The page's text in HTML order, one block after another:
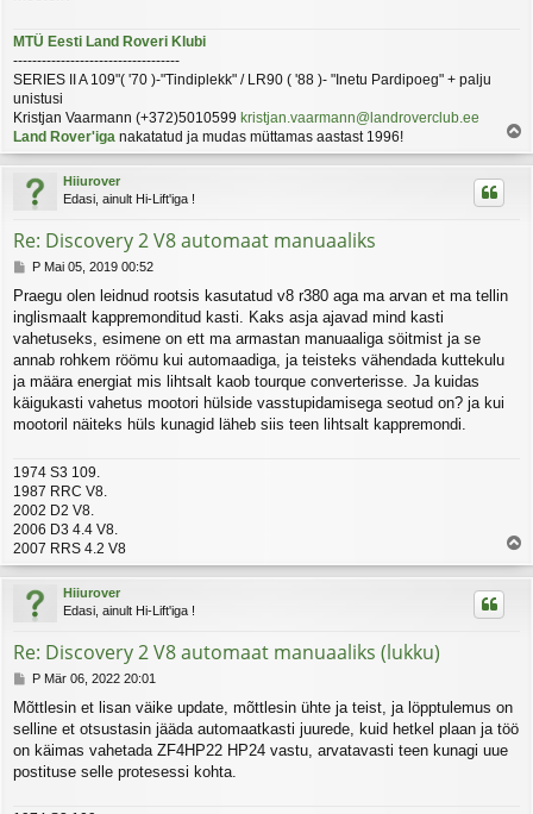
MTÜ Eesti Land Roveri Klubi
-----------------------------------
SERIES II A 109"( '70 )-"Tindiplekk" / LR90 ( '88 )- "Inetu Pardipoeg" + palju
unistusi
Kristjan Vaarmann (+372)5010599 kristjan.vaarmann@landroverclub.ee
Land Rover'iga nakatatud ja mudas müttamas aastast 1996!
l
e
Hiiurover
Edasi, ainult Hi-Lift'iga !
Re: Discovery 2 V8 automaat manuaaliks
P
s
t
i
t
s
P Mai 05, 2019 00:52
Praegu olen leidnud rootsis kasutatud v8 r380 aga ma arvan et ma tellin
inglismaalt kappremonditud kasti. Kaks asja ajavad mind kasti
vahetuseks, esimene on ett ma armastan manuaaliga söitmist ja se
annab rohkem röömu kui automaadiga, ja teisteks vähendada kuttekulu
ja määra energiat mis lihtsalt kaob tourque converterisse. Ja kuidas
käigukasti vahetus mootori hülside vasstupidamisega seotud on? ja kui
mootoril näiteks hüls kunagid läheb siis teen lihtsalt kappremondi.
1974 S3 109.
1987 RRC V8.
2002 D2 V8.
2006 D3 4.4 V8.
2007 RRS 4.2 V8
l
e
Hiiurover
Edasi, ainult Hi-Lift'iga !
Re: Discovery 2 V8 automaat manuaaliks (lukku)
P
s
t
i
t
P Mär 06, 2022 20:01
Mõttlesin et lisan väike update, mõttlesin ühte ja teist, ja löpptulemus on
selline et otsustasin jääda automaatkasti juurede, kuid hetkel plaan ja töö
on käimas vahetada ZF4HP22 HP24 vastu, arvatavasti teen kunagi uue
postituse selle protesessi kohta.